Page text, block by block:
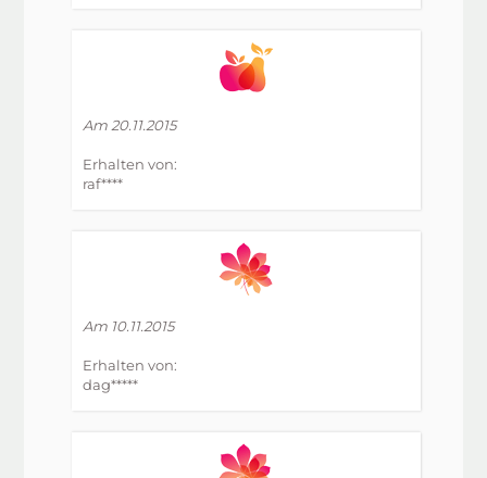
Am 20.11.2015
Erhalten von:
raf****
Am 10.11.2015
Erhalten von:
dag*****